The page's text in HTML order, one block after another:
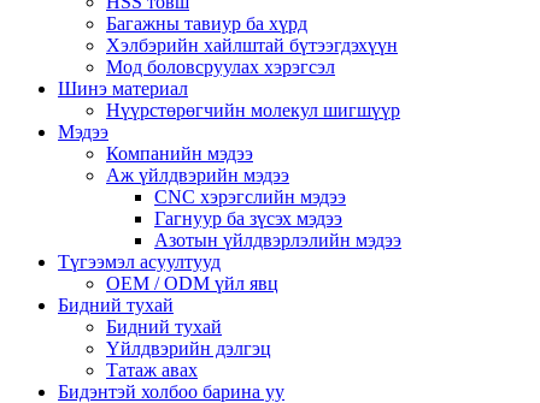
Багажны тавиур ба хүрд
Хэлбэрийн хайлштай бүтээгдэхүүн
Мод боловсруулах хэрэгсэл
Шинэ материал
Нүүрстөрөгчийн молекул шигшүүр
Мэдээ
Компанийн мэдээ
Аж үйлдвэрийн мэдээ
CNC хэрэгслийн мэдээ
Гагнуур ба зүсэх мэдээ
Азотын үйлдвэрлэлийн мэдээ
Түгээмэл асуултууд
OEM / ODM үйл явц
Бидний тухай
Бидний тухай
Үйлдвэрийн дэлгэц
Татаж авах
Бидэнтэй холбоо барина уу